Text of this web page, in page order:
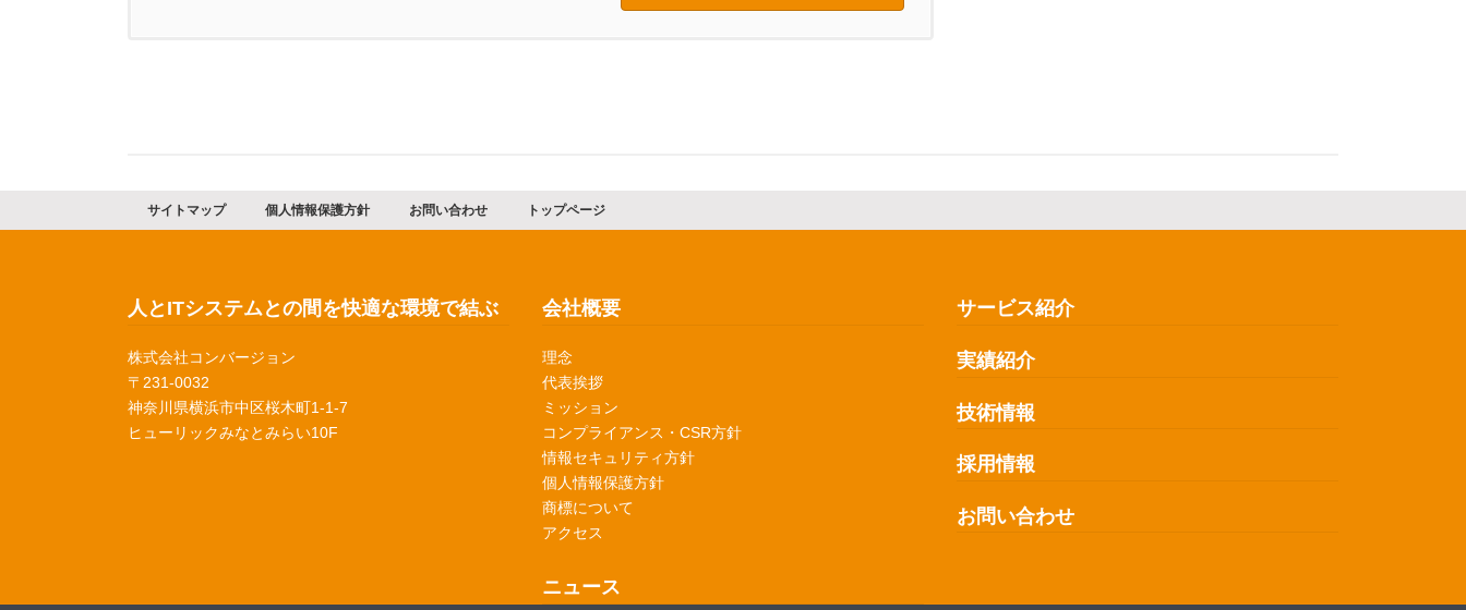
サイトマップ 個人情報保護方針 お問い合わせ トップページ
人とITシステムとの間を快適な環境で結ぶ
株式会社コンバージョン
〒231-0032
神奈川県横浜市中区桜木町1-1-7
ヒューリックみなとみらい10F
会社概要
理念
代表挨拶
ミッション
コンプライアンス・CSR方針
情報セキュリティ方針
個人情報保護方針
商標について
アクセス
ニュース
サービス紹介
実績紹介
技術情報
採用情報
お問い合わせ